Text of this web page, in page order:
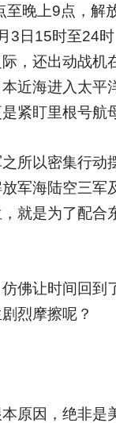
晚上9点，解
3日15时至24
，还出动战
近海进入太
紧盯里根号航
所以密集行
军海陆空三军
就是为了配合
佛让时间回
烈摩擦呢？
原因，绝非